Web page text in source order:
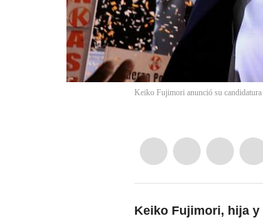
Keiko Fujimori anunció su
Keiko Fujimori, hija